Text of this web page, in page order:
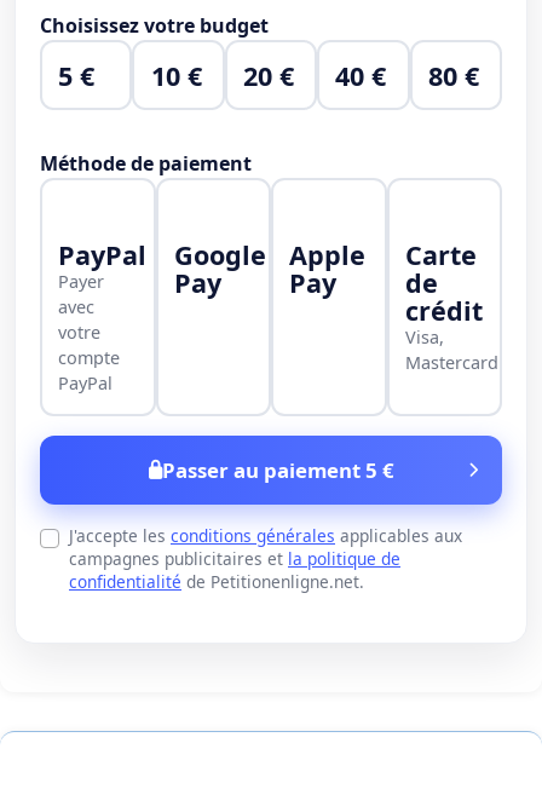
Choisissez votre budget
5 € 10 € 20 € 40 € 80 €
Méthode de paiement
PayPal
Payer
avec
votre
compte
PayPal
Google
Pay
Apple
Pay
Carte
de
crédit
Visa,
Mastercard
Passer au paiement 5 €
J'accepte les conditions générales applicables aux
campagnes publicitaires et la politique de
confidentialité de Petitionenligne.net.